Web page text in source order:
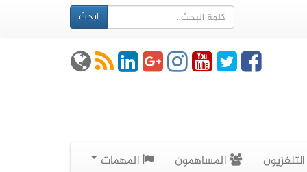
ابحث
التلفزيون المساهمون المهمات